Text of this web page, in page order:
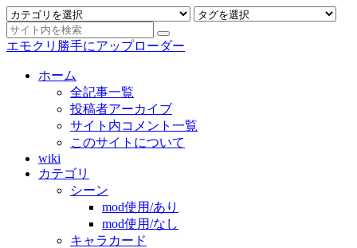
エモクリ勝手にアップローダー
ホーム
全記事一覧
投稿者アーカイブ
サイト内コメント一覧
このサイトについて
wiki
カテゴリ
シーン
mod使用/あり
mod使用/なし
キャラカード